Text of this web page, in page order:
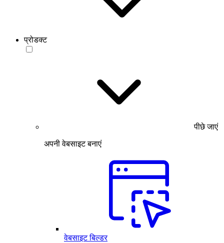
प्रोडक्ट
पीछे जाएं
अपनी वेबसाइट बनाएं
वेबसाइट बिल्डर